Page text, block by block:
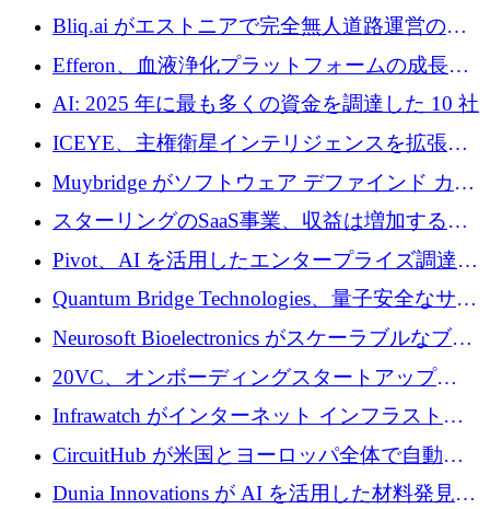
らの投資でシリーズ B を拡大
Bliq.ai がエストニアで完全無人道路運営の承
認を獲得
Efferon、血液浄化プラットフォームの成長に
250万ユーロを確保
AI: 2025 年に最も多くの資金を調達した 10 社
ICEYE、主権衛星インテリジェンスを拡張す
るために 3 億ユーロの信用枠を確保
Muybridge がソフトウェア デファインド カメ
ラ テクノロジーを拡張するためにシリーズ A
で 1,600 万ドルを調達
スターリングのSaaS事業、収益は増加するも
グループ利益は減少
Pivot、AI を活用したエンタープライズ調達プ
ラットフォームを拡大するために 4,000 万ド
ルを調達
Quantum Bridge Technologies、量子安全なサイ
バーセキュリティ インフラストラクチャの拡
張にシリーズ A で 800 万ドルを投入
Neurosoft Bioelectronics がスケーラブルなブレ
イン コンピューター インターフェイスのため
に 750 万ドルを調達
20VC、オンボーディングスタートアップ
Prelude へのシリーズ A 投資で 2,000 万ドルを
Infrawatch がインターネット インフラストラ
クチャ インテリジェンス向けに 300 万ドルの
プレシードを確保
CircuitHub が米国とヨーロッパ全体で自動電
子機器製造を拡大するために 2,800 万ドルを
Dunia Innovations が AI を活用した材料発見を